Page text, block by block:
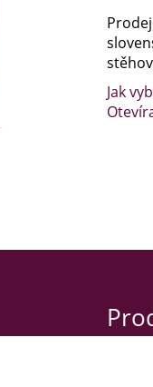
Jak